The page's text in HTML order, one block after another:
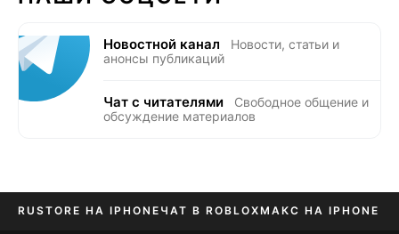
Новостной канал
Новости, статьи и
анонсы публикаций
Чат с читателями
Свободное общение и
обсуждение материалов
RUSTORE НА IPHONE ЧАТ В ROBLOXМАКС НА IPHONE